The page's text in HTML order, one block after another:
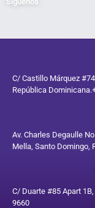
C/ Castillo Márquez
República Dominicana.
Av. Charles Degaulle
Mella, Santo Domingo,
C/ Duarte #85 Apart
9660